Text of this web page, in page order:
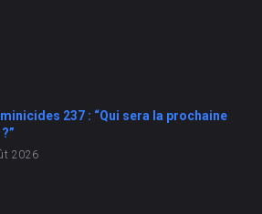
237 : “Qui sera la prochaine
2026